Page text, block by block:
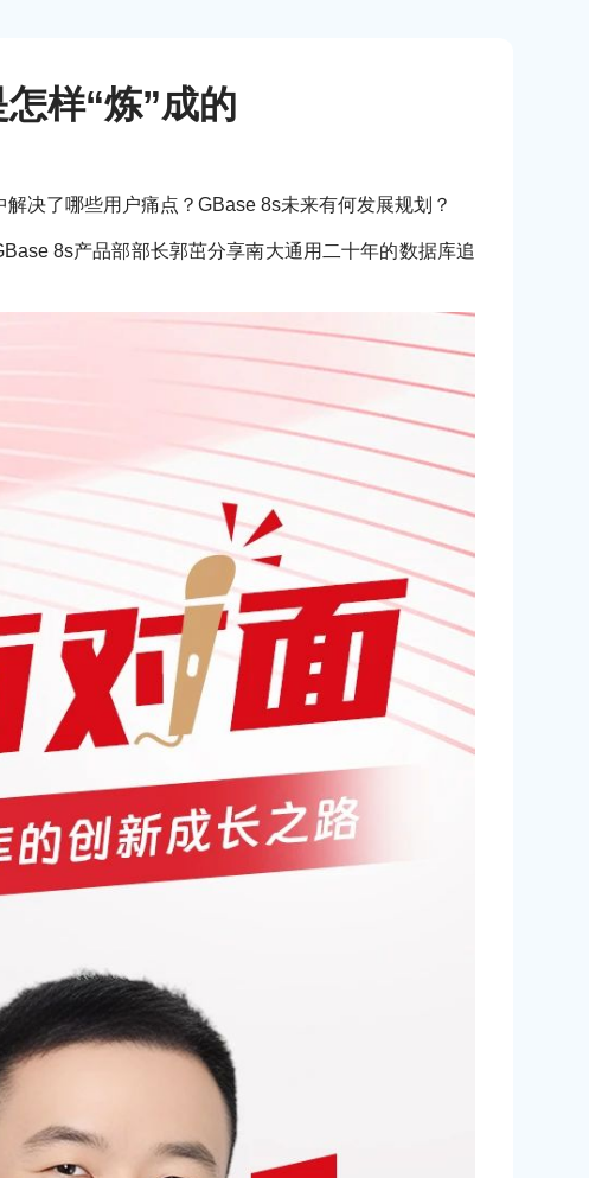
样“炼”成的
决了哪些用户痛点？GBase 8s未来有何发展规划？
8s产品部部长郭茁分享南大通用二十年的数据库追